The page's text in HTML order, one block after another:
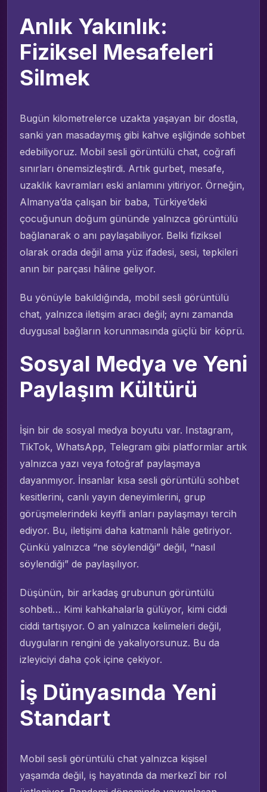
Anlık Yakınlık:
Fiziksel Mesafeleri
Silmek
Bugün kilometrelerce uzakta yaşayan bir dostla,
sanki yan masadaymış gibi kahve eşliğinde sohbet
edebiliyoruz. Mobil sesli görüntülü chat, coğrafi
sınırları önemsizleştirdi. Artık gurbet, mesafe,
uzaklık kavramları eski anlamını yitiriyor. Örneğin,
Almanya’da çalışan bir baba, Türkiye’deki
çocuğunun doğum gününde yalnızca görüntülü
bağlanarak o anı paylaşabiliyor. Belki fiziksel
olarak orada değil ama yüz ifadesi, sesi, tepkileri
anın bir parçası hâline geliyor.
Bu yönüyle bakıldığında, mobil sesli görüntülü
chat, yalnızca iletişim aracı değil; aynı zamanda
duygusal bağların korunmasında güçlü bir köprü.
Sosyal Medya ve Yeni
Paylaşım Kültürü
İşin bir de sosyal medya boyutu var. Instagram,
TikTok, WhatsApp, Telegram gibi platformlar artık
yalnızca yazı veya fotoğraf paylaşmaya
dayanmıyor. İnsanlar kısa sesli görüntülü sohbet
kesitlerini, canlı yayın deneyimlerini, grup
görüşmelerindeki keyifli anları paylaşmayı tercih
ediyor. Bu, iletişimi daha katmanlı hâle getiriyor.
Çünkü yalnızca “ne söylendiği” değil, “nasıl
söylendiği” de paylaşılıyor.
Düşünün, bir arkadaş grubunun görüntülü
sohbeti… Kimi kahkahalarla gülüyor, kimi ciddi
ciddi tartışıyor. O an yalnızca kelimeleri değil,
duyguların rengini de yakalıyorsunuz. Bu da
izleyiciyi daha çok içine çekiyor.
İş Dünyasında Yeni
Standart
Mobil sesli görüntülü chat yalnızca kişisel
yaşamda değil, iş hayatında da merkezî bir rol